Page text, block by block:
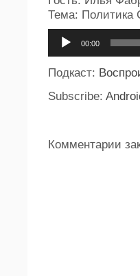
Тема: Политика
00:00
Подкаст:
Subscribe:
Комментарии